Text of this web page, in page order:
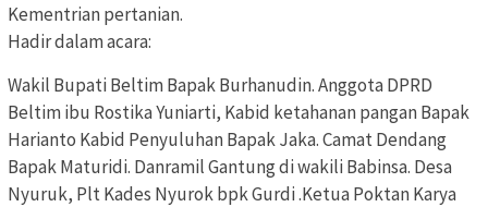
Kementrian pertanian.
Hadir dalam acara:
Wakil Bupati Beltim Bapak Burhanudin. Anggota DPRD
Beltim ibu Rostika Yuniarti, Kabid ketahanan pangan Bapak
Harianto Kabid Penyuluhan Bapak Jaka. Camat Dendang
Bapak Maturidi. Danramil Gantung di wakili Babinsa. Desa
Nyuruk, Plt Kades Nyurok bpk Gurdi .Ketua Poktan Karya